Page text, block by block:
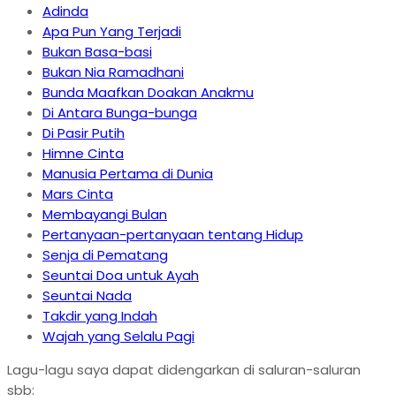
Adinda
Apa Pun Yang Terjadi
Bukan Basa-basi
Bukan Nia Ramadhani
Bunda Maafkan Doakan Anakmu
Di Antara Bunga-bunga
Di Pasir Putih
Himne Cinta
Manusia Pertama di Dunia
Mars Cinta
Membayangi Bulan
Pertanyaan-pertanyaan tentang Hidup
Senja di Pematang
Seuntai Doa untuk Ayah
Seuntai Nada
Takdir yang Indah
Wajah yang Selalu Pagi
Lagu-lagu saya dapat didengarkan di saluran-saluran
sbb: